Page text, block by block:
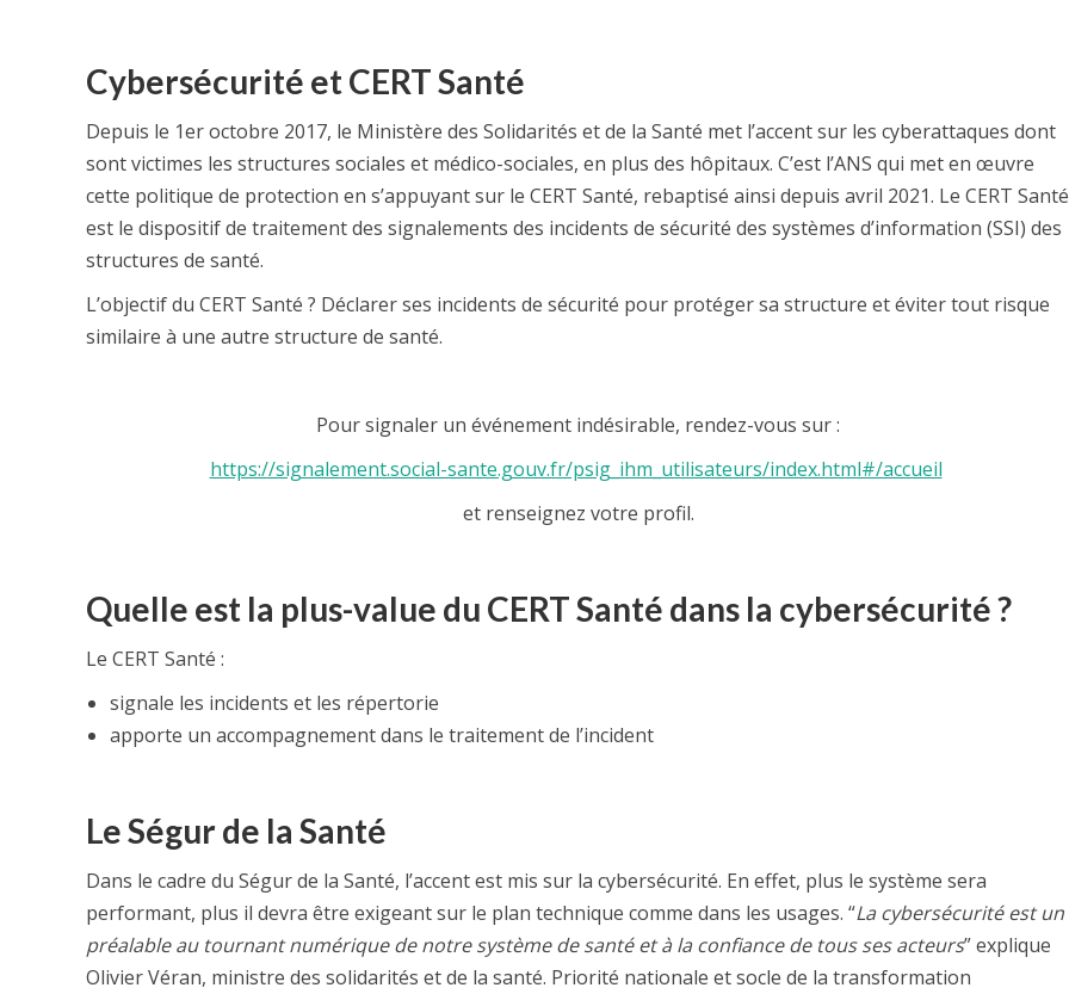
Cybersécurité et CERT Santé
Depuis le 1er octobre 2017, le Ministère des Solidarités et de la Santé met l’accent sur les cyberattaques dont
sont victimes les structures sociales et médico-sociales, en plus des hôpitaux. C’est l’ANS qui met en œuvre
cette politique de protection en s’appuyant sur le CERT Santé, rebaptisé ainsi depuis avril 2021. Le CERT Santé
est le dispositif de traitement des signalements des incidents de sécurité des systèmes d’information (SSI) des
structures de santé.
L’objectif du CERT Santé ? Déclarer ses incidents de sécurité pour protéger sa structure et éviter tout risque
similaire à une autre structure de santé.
Pour signaler un événement indésirable, rendez-vous sur :
https://signalement.social-sante.gouv.fr/psig_ihm_utilisateurs/index.html#/accueil
et renseignez votre profil.
Quelle est la plus-value du CERT Santé dans la cybersécurité ?
Le CERT Santé :
signale les incidents et les répertorie
apporte un accompagnement dans le traitement de l’incident
Le Ségur de la Santé
Dans le cadre du Ségur de la Santé, l’accent est mis sur la cybersécurité. En effet, plus le système sera
performant, plus il devra être exigeant sur le plan technique comme dans les usages. “La cybersécurité est un
préalable au tournant numérique de notre système de santé et à la confiance de tous ses acteurs” explique
Olivier Véran, ministre des solidarités et de la santé. Priorité nationale et socle de la transformation